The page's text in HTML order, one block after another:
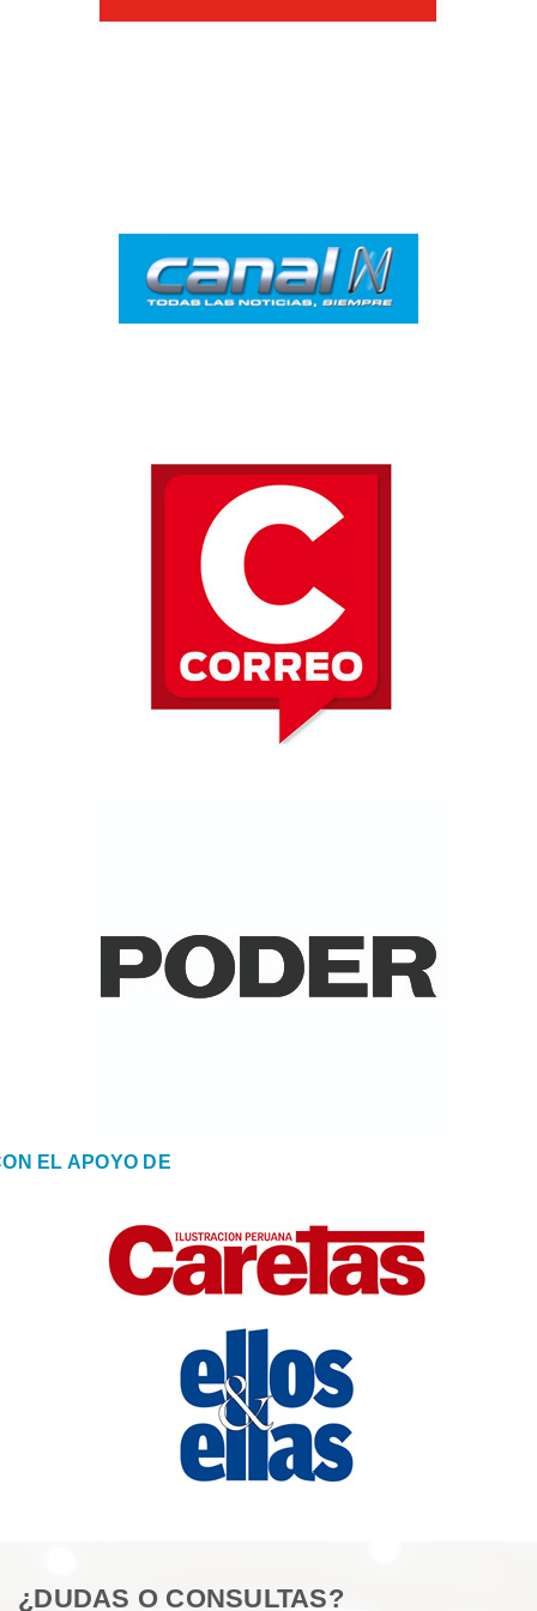
EL APOYO DE
¿DUDAS O CONSULTAS?